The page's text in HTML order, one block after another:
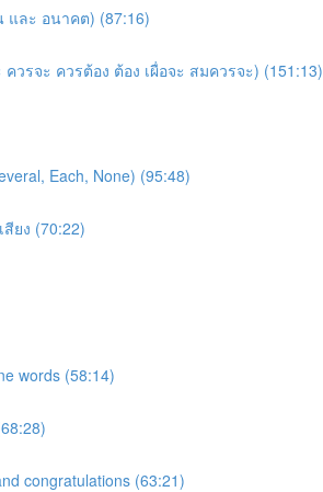
และ อนาคต) (87:16)
วรจะ ควรต้อง ต้อง เผื่อจะ สมควรจะ) (151:13)
Each, None) (95:48)
สียง (70:22)
words (58:14)
congratulations (63:21)